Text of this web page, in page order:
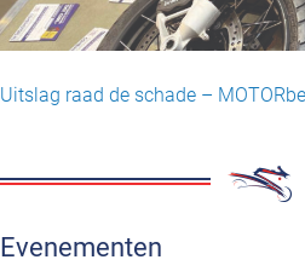
Uitslag raad de schade –
Evenementen